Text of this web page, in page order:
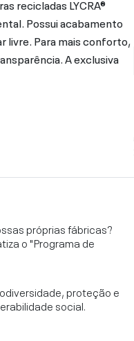
recicladas LYCRA®
Possui acabamento
livre. Para mais conforto,
A exclusiva
próprias fábricas?
o "Programa de
proteção e
social.